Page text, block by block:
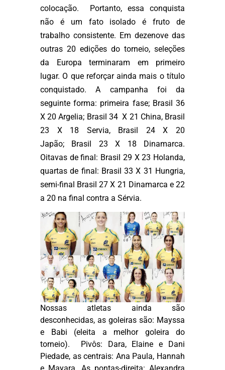
colocação. Portanto, essa conquista
não é um fato isolado é fruto de
trabalho consistente. Em dezenove das
outras 20 edições do torneio, seleções
da Europa terminaram em primeiro
lugar. O que reforçar ainda mais o título
conquistado. A campanha foi da
seguinte forma: primeira fase; Brasil 36
X 20 Argelia; Brasil 34 X 21 China, Brasil
23 X 18 Servia, Brasil 24 X 20
Japão; Brasil 23 X 18 Dinamarca.
Oitavas de final: Brasil 29 X 23 Holanda,
quartas de final: Brasil 33 X 31 Hungria,
semi-final Brasil 27 X 21 Dinamarca e 22
a 20 na final contra a Sérvia.
Nossas atletas ainda são
desconhecidas, as goleiras são: Mayssa
e Babi (eleita a melhor goleira do
torneio). Pivôs: Dara, Elaine e Dani
Piedade, as centrais: Ana Paula, Hannah